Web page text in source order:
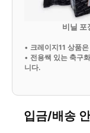
비닐 포
• 크레이지11 상품
• 전용쌕 있는 축구
니다.
입금/배송